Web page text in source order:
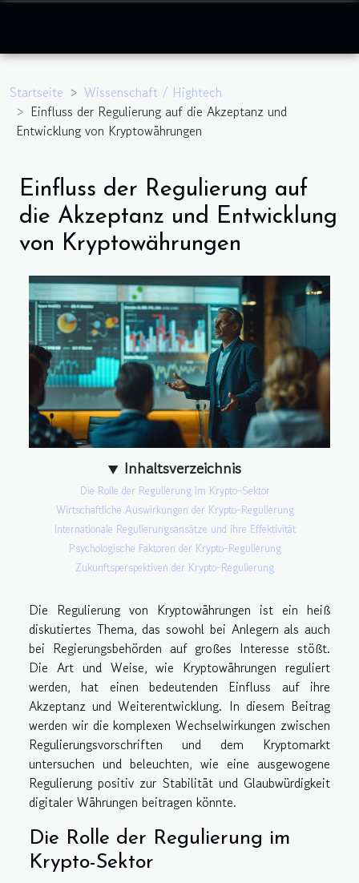
Startseite
Wissenschaft / Hightech
Einfluss der Regulierung auf die Akzeptanz und
Entwicklung von Kryptowährungen
Einfluss der Regulierung auf
die Akzeptanz und Entwicklung
von Kryptowährungen
Inhaltsverzeichnis
Die Rolle der Regulierung im Krypto-Sektor
Wirtschaftliche Auswirkungen der Krypto-Regulierung
Internationale Regulierungsansätze und ihre Effektivität
Psychologische Faktoren der Krypto-Regulierung
Zukunftsperspektiven der Krypto-Regulierung
Die Regulierung von Kryptowährungen ist ein heiß
diskutiertes Thema, das sowohl bei Anlegern als auch
bei Regierungsbehörden auf großes Interesse stößt.
Die Art und Weise, wie Kryptowährungen reguliert
werden, hat einen bedeutenden Einfluss auf ihre
Akzeptanz und Weiterentwicklung. In diesem Beitrag
werden wir die komplexen Wechselwirkungen zwischen
Regulierungsvorschriften und dem Kryptomarkt
untersuchen und beleuchten, wie eine ausgewogene
Regulierung positiv zur Stabilität und Glaubwürdigkeit
digitaler Währungen beitragen könnte.
Die Rolle der Regulierung im
Krypto-Sektor